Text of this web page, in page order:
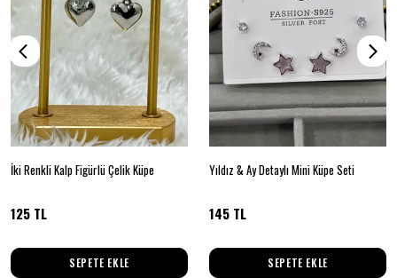
İki Renkli Kalp Figürlü Çelik Küpe
125 TL
SEPETE EKLE
Yıldız & Ay Detaylı Mini Küpe Seti
145 TL
SEPETE EKLE